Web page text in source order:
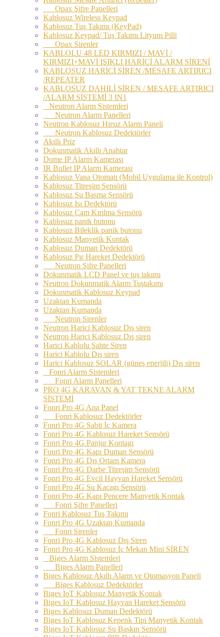
Opax Şifre Panelleri
Kablosuz Wireless Keypad
Kablosuz Tuş Takımı (KeyPad)
Kablosuz Keypad/ Tuş Takımı Lityum Pilli
Opax Sirenler
KABLOLU 48 LED KIRMIZI / MAVİ /
KIRMIZI+MAVİ IŞIKLI HARİCİ ALARM SİRENİ
KABLOSUZ HARİCİ SİREN /MESAFE ARTIRICI
/REPEATER
KABLOSUZ DAHILİ SİREN / MESAFE ARTIRICI
/ALARM SİSTEMİ 3 IN1
Neutron Alarm Sistemleri
Neutron Alarm Panelleri
Neutron Kablosuz Hırsız Alarm Paneli
Neutron Kablosuz Dedektörler
Akıllı Priz
Dokunmatik Akıllı Anahtar
Dome IP Alarm Kamerası
IR Bullet IP Alarm Kamerası
Kablosuz Vana Otomatı (Mobil Uygulama ile Kontrol)
Kablosuz Titreşim Sensörü
Kablosuz Su Basma Sensörü
Kablosuz Isı Dedektörü
Kablosuz Cam Kırılma Sensörü
Kablosuz panik butonu
Kablosuz Bileklik panik butonu
Kablosuz Manyetik Kontak
Kablosuz Duman Dedektörü
Kablosuz Pır Hareket Dedektörü
Neutron Şifre Panelleri
Dokunmatik LCD Panel ve tuş takımı
Neutron Dokunmatik Alarm Tuştakımı
Dokunmatik Kablosuz Keypad
Uzaktan Kumanda
Uzaktan Kumanda
Neutron Sirenler
Neutron Harici Kablosuz Dış siren
Neutron Harici Kablosuz Dış siren
Harici Kablolu Sahte Siren
Harici Kablolu Dış siren
Harici Kablosuz SOLAR (güneş enerjili) Dış siren
Fonri Alarm Sistemleri
Fonri Alarm Panelleri
PRO 4G KARAVAN & YAT TEKNE ALARM
SİSTEMİ
Fonri Pro 4G Ana Panel
Fonri Kablosuz Dedektörler
Fonri Pro 4G Sabit İç Kamera
Fonri Pro 4G Kablosuz Hareket Sensörü
Fonri Pro 4G Panjur Kontagı
Fonri Pro 4G Kapı Duman Sensörü
Fonri Pro 4G Dış Ortam Kamera
Fonri Pro 4G Darbe Titreşim Sensörü
Fonri Pro 4G Evcil Hayvan Hareket Sensörü
Fonri Pro 4G Su Kaçagı Sensörü
Fonri Pro 4G Kapı Pencere Manyetik Kontak
Fonri Şifre Panelleri
Fonri Kablosuz Tuş Takımı
Fonri Pro 4G Uzaktan Kumanda
Fonri Sirenler
Fonri Pro 4G Kablosuz Dış Siren
Fonri Pro 4G Kablosuz İç Mekan Mini SİREN
Biges Alarm Sistemleri
Biges Alarm Panelleri
Biges Kablosuz Akıllı Alarm ve Otomasyon Paneli
Biges Kablosuz Dedektörler
Biges IoT Kablosuz Manyetik Kontak
Biges IoT Kablosuz Hayvan Hareket Sensörü
Biges Kablosuz Duman Dedektörü
Biges IoT Kablosuz Kepenk Tipi Manyetik Kontak
Biges IoT Kablosuz Su Baskın Sensörü